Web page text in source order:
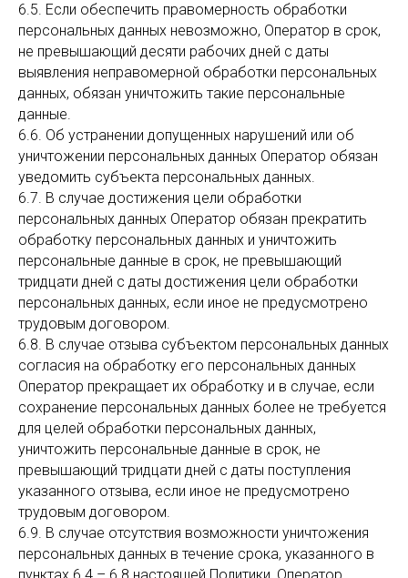
6.5. Если обеспечить правомерность обработки
персональных данных невозможно, Оператор в срок,
не превышающий десяти рабочих дней с даты
выявления неправомерной обработки персональных
данных, обязан уничтожить такие персональные
данные.
6.6. Об устранении допущенных нарушений или об
уничтожении персональных данных Оператор обязан
уведомить субъекта персональных данных.
6.7. В случае достижения цели обработки
персональных данных Оператор обязан прекратить
обработку персональных данных и уничтожить
персональные данные в срок, не превышающий
тридцати дней с даты достижения цели обработки
персональных данных, если иное не предусмотрено
трудовым договором.
6.8. В случае отзыва субъектом персональных данных
согласия на обработку его персональных данных
Оператор прекращает их обработку и в случае, если
сохранение персональных данных более не требуется
для целей обработки персональных данных,
уничтожить персональные данные в срок, не
превышающий тридцати дней с даты поступления
указанного отзыва, если иное не предусмотрено
трудовым договором.
6.9. В случае отсутствия возможности уничтожения
персональных данных в течение срока, указанного в